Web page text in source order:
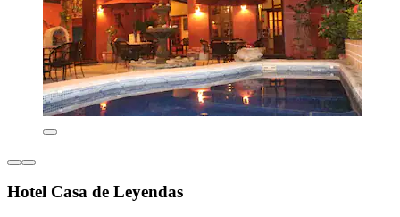
Hotel Casa de Leyendas